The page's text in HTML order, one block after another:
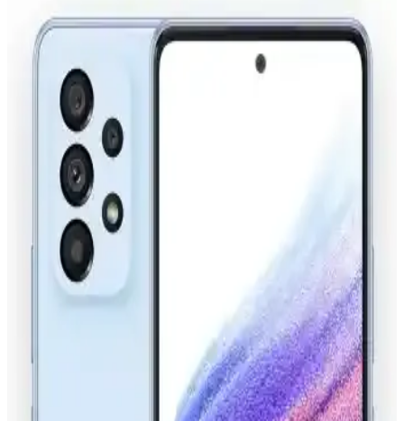
NFC Teknolojisi ve Günlük Yaşamdaki
Uygulamaları Hakkında Kapsamlı Bilgi
NFC teknolojisi, kısa mesafe iletişim sağlayarak güvenli ve hızlı veri
paylaşımını mümkün kılar. Temassız ödemeler ve kişisel veri
transferinde yaygın kullanılır, yaşamı kolaylaştırır.
Telefonlar Arası Veri Aktarım Teknolojileri ve
Güvenlik Yaklaşımları
Telefonlar arası veri transferi teknolojileri, Bluetooth, Wi-Fi ve NFC
gibi yöntemlerle hızlı ve güvenli şekilde gerçekleştiriliyor. Güvenlik
ve gizlilik ön planda tutuluyor.
iPhone'da Telefon Eşleştirme Yöntemleri ve Sorun
Çözüm İpuçları
iPhone'da telefon eşleştirme işlemleri, Bluetooth, Wi-Fi ve NFC
kullanımıyla cihazlar arasında sorunsuz bağlantı sağlar. Sorunlar ve
çözüm önerileriyle bağlantı sorunları giderilir.
Samsung Akıllı Cihazlarda NFC Teknolojisi ve
Güncellemelerin Güncel Durumu